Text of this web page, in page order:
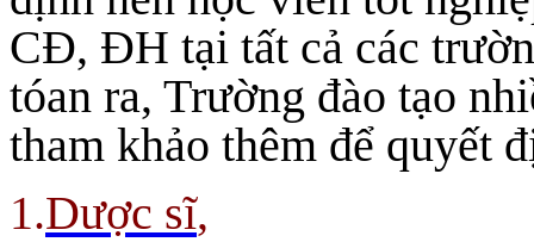
CĐ, ĐH tại tất cả các
tóan ra, Trường đào tạo
tham khảo thêm để quyết
1.Dược sĩ,